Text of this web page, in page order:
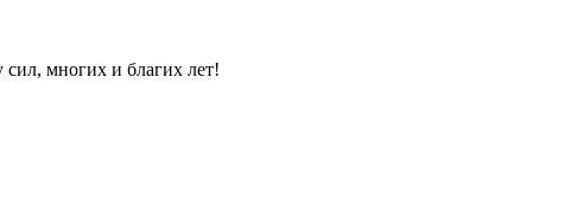
многих и благих лет!